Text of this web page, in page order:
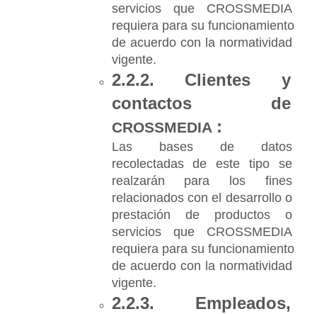
servicios que CROSSMEDIA
requiera para su funcionamiento
de acuerdo con la normatividad
vigente.
2.2.2. Clientes y
CROSSMEDIA :
Las bases de datos
recolectadas de este tipo se
realzarán para los fines
relacionados con el desarrollo o
prestación de productos o
servicios que CROSSMEDIA
requiera para su funcionamiento
de acuerdo con la normatividad
vigente.
2.2.3. Empleados,